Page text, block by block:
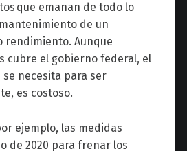
que emanan de todo lo
de un
rendimiento. Aunque
cubre el gobierno federal, el
necesita para ser
es costoso.
ejemplo, las medidas
de 2020 para frenar los